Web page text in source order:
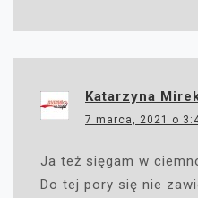
Katarzyna
7 marca, 2021 o
Ja też sięgam w
Do tej pory się nie